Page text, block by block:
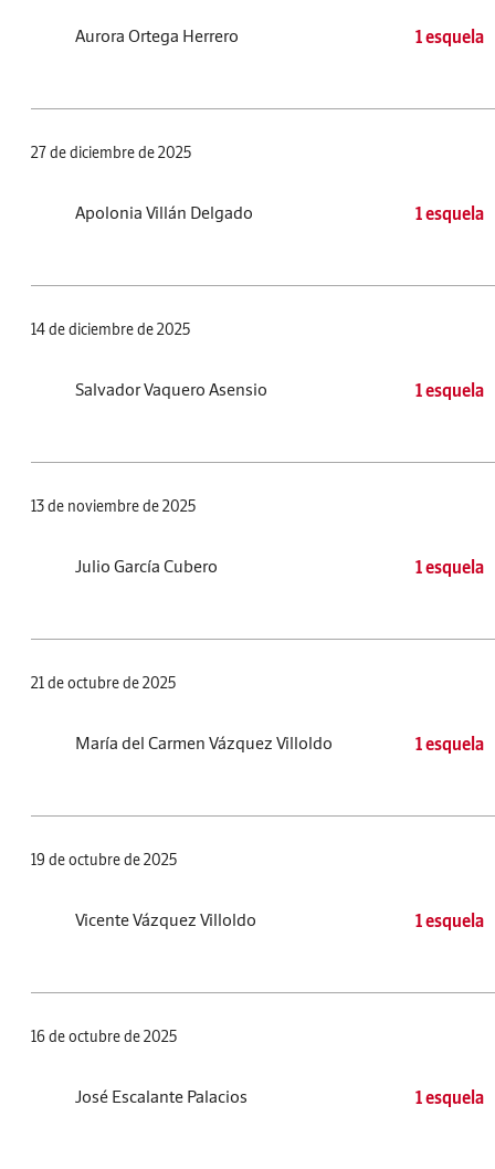
Aurora Ortega Herrero 1 esquela
27 de diciembre de 2025
Apolonia Villán Delgado 1 esquela
14 de diciembre de 2025
Salvador Vaquero Asensio 1 esquela
13 de noviembre de 2025
Julio García Cubero 1 esquela
21 de octubre de 2025
María del Carmen Vázquez Villoldo 1 esquela
19 de octubre de 2025
Vicente Vázquez Villoldo 1 esquela
16 de octubre de 2025
José Escalante Palacios 1 esquela